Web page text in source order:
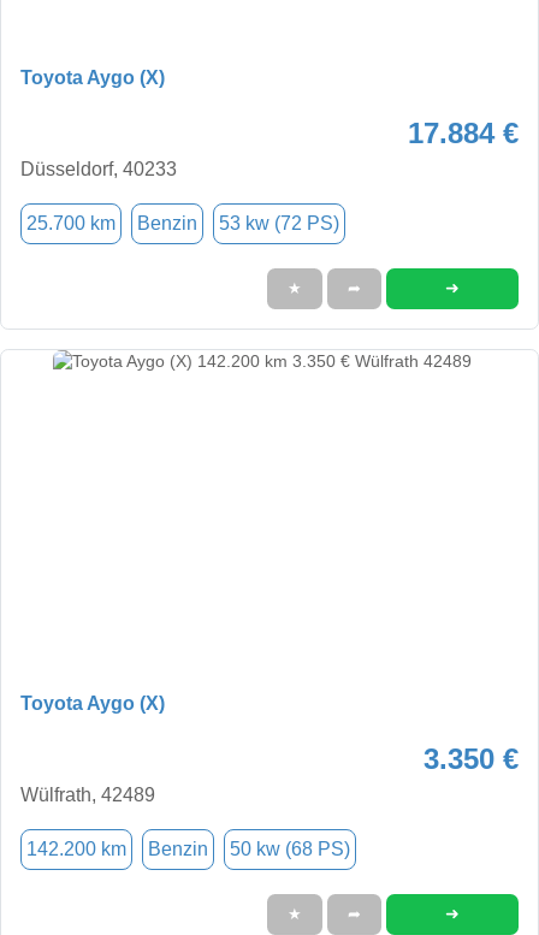
Toyota Aygo (X)
17.884 €
Düsseldorf, 40233
25.700 km Benzin 53 kw (72 PS)
★ ➦ ➜
Toyota Aygo (X)
3.350 €
Wülfrath, 42489
142.200 km Benzin 50 kw (68 PS)
★ ➦ ➜